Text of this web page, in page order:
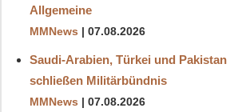
Allgemeine
MMNews 07.08.2026
Saudi-Arabien, Türkei und Pakistan
schließen Militärbündnis
MMNews 07.08.2026